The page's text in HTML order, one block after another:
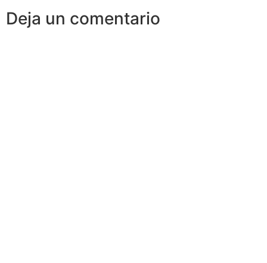
Deja un comentario